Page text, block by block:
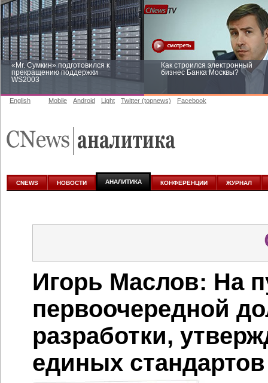
«Mr. Сумкин» подготовился к
прекращению поддержки
WS2003
Как строился электронный
бизнес Банка Москвы?
аналитике
English Mobile Android Light Twitter (topnews) Facebook
CNEWS НОВОСТИ АНАЛИТИКА КОНФЕРЕНЦИИ ЖУРНАЛ
Игорь Маслов: На
первоочередной
разработки,
единых стандартов